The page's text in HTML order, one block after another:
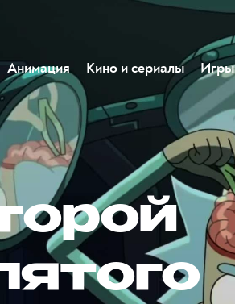
Анимация Кино и сериалы Игры